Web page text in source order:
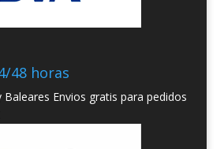
48 horas
Baleares Envios gratis para pedidos